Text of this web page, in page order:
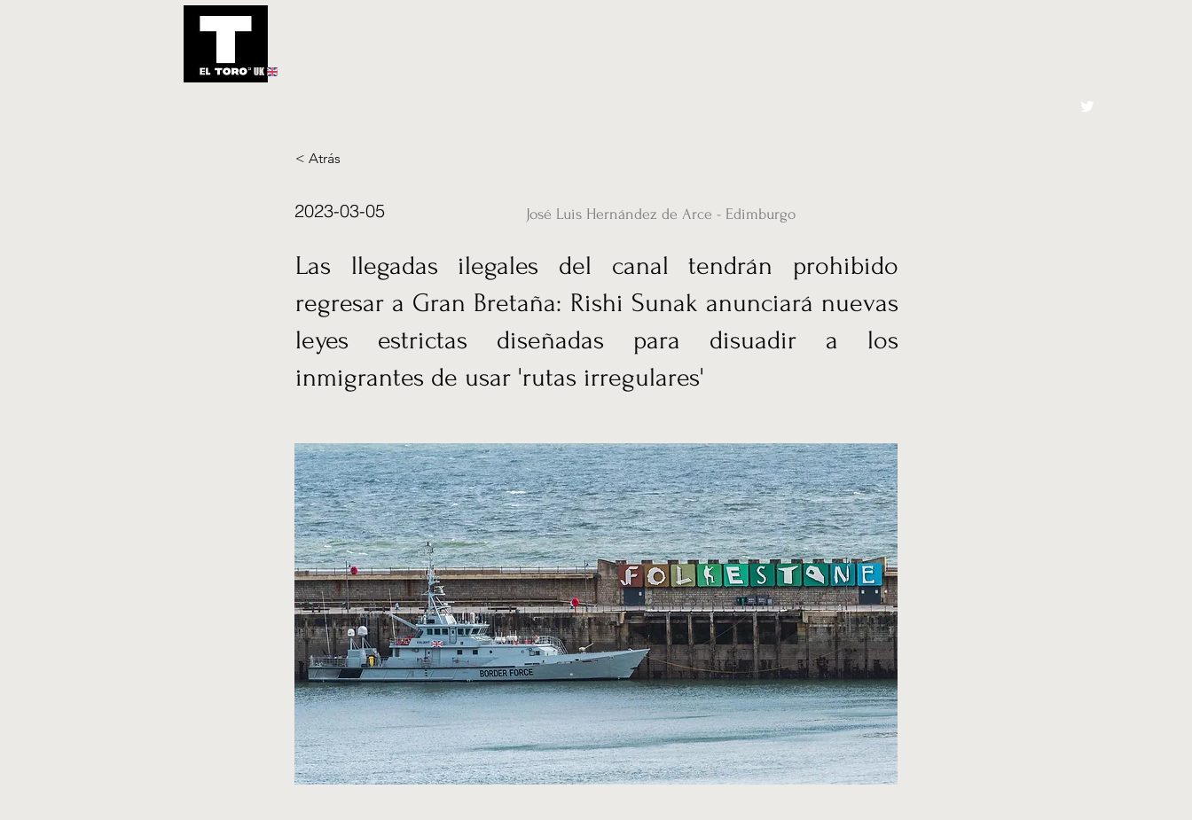
UK
< Atrás
2023-03-05 José Luis Hernández de Arce - Edimburgo
Las llegadas ilegales del canal tendrán prohibido
regresar a Gran Bretaña: Rishi Sunak anunciará nuevas
leyes estrictas diseñadas para disuadir a los
inmigrantes de usar 'rutas irregulares'